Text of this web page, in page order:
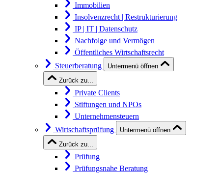
Immobilien
Insolvenzrecht | Restrukturierung
IP | IT | Datenschutz
Nachfolge und Vermögen
Öffentliches Wirtschaftsrecht
Steuerberatung
Untermenü öffnen
Zurück zu...
Private Clients
Stiftungen und NPOs
Unternehmensteuern
Wirtschaftsprüfung
Untermenü öffnen
Zurück zu...
Prüfung
Prüfungsnahe Beratung